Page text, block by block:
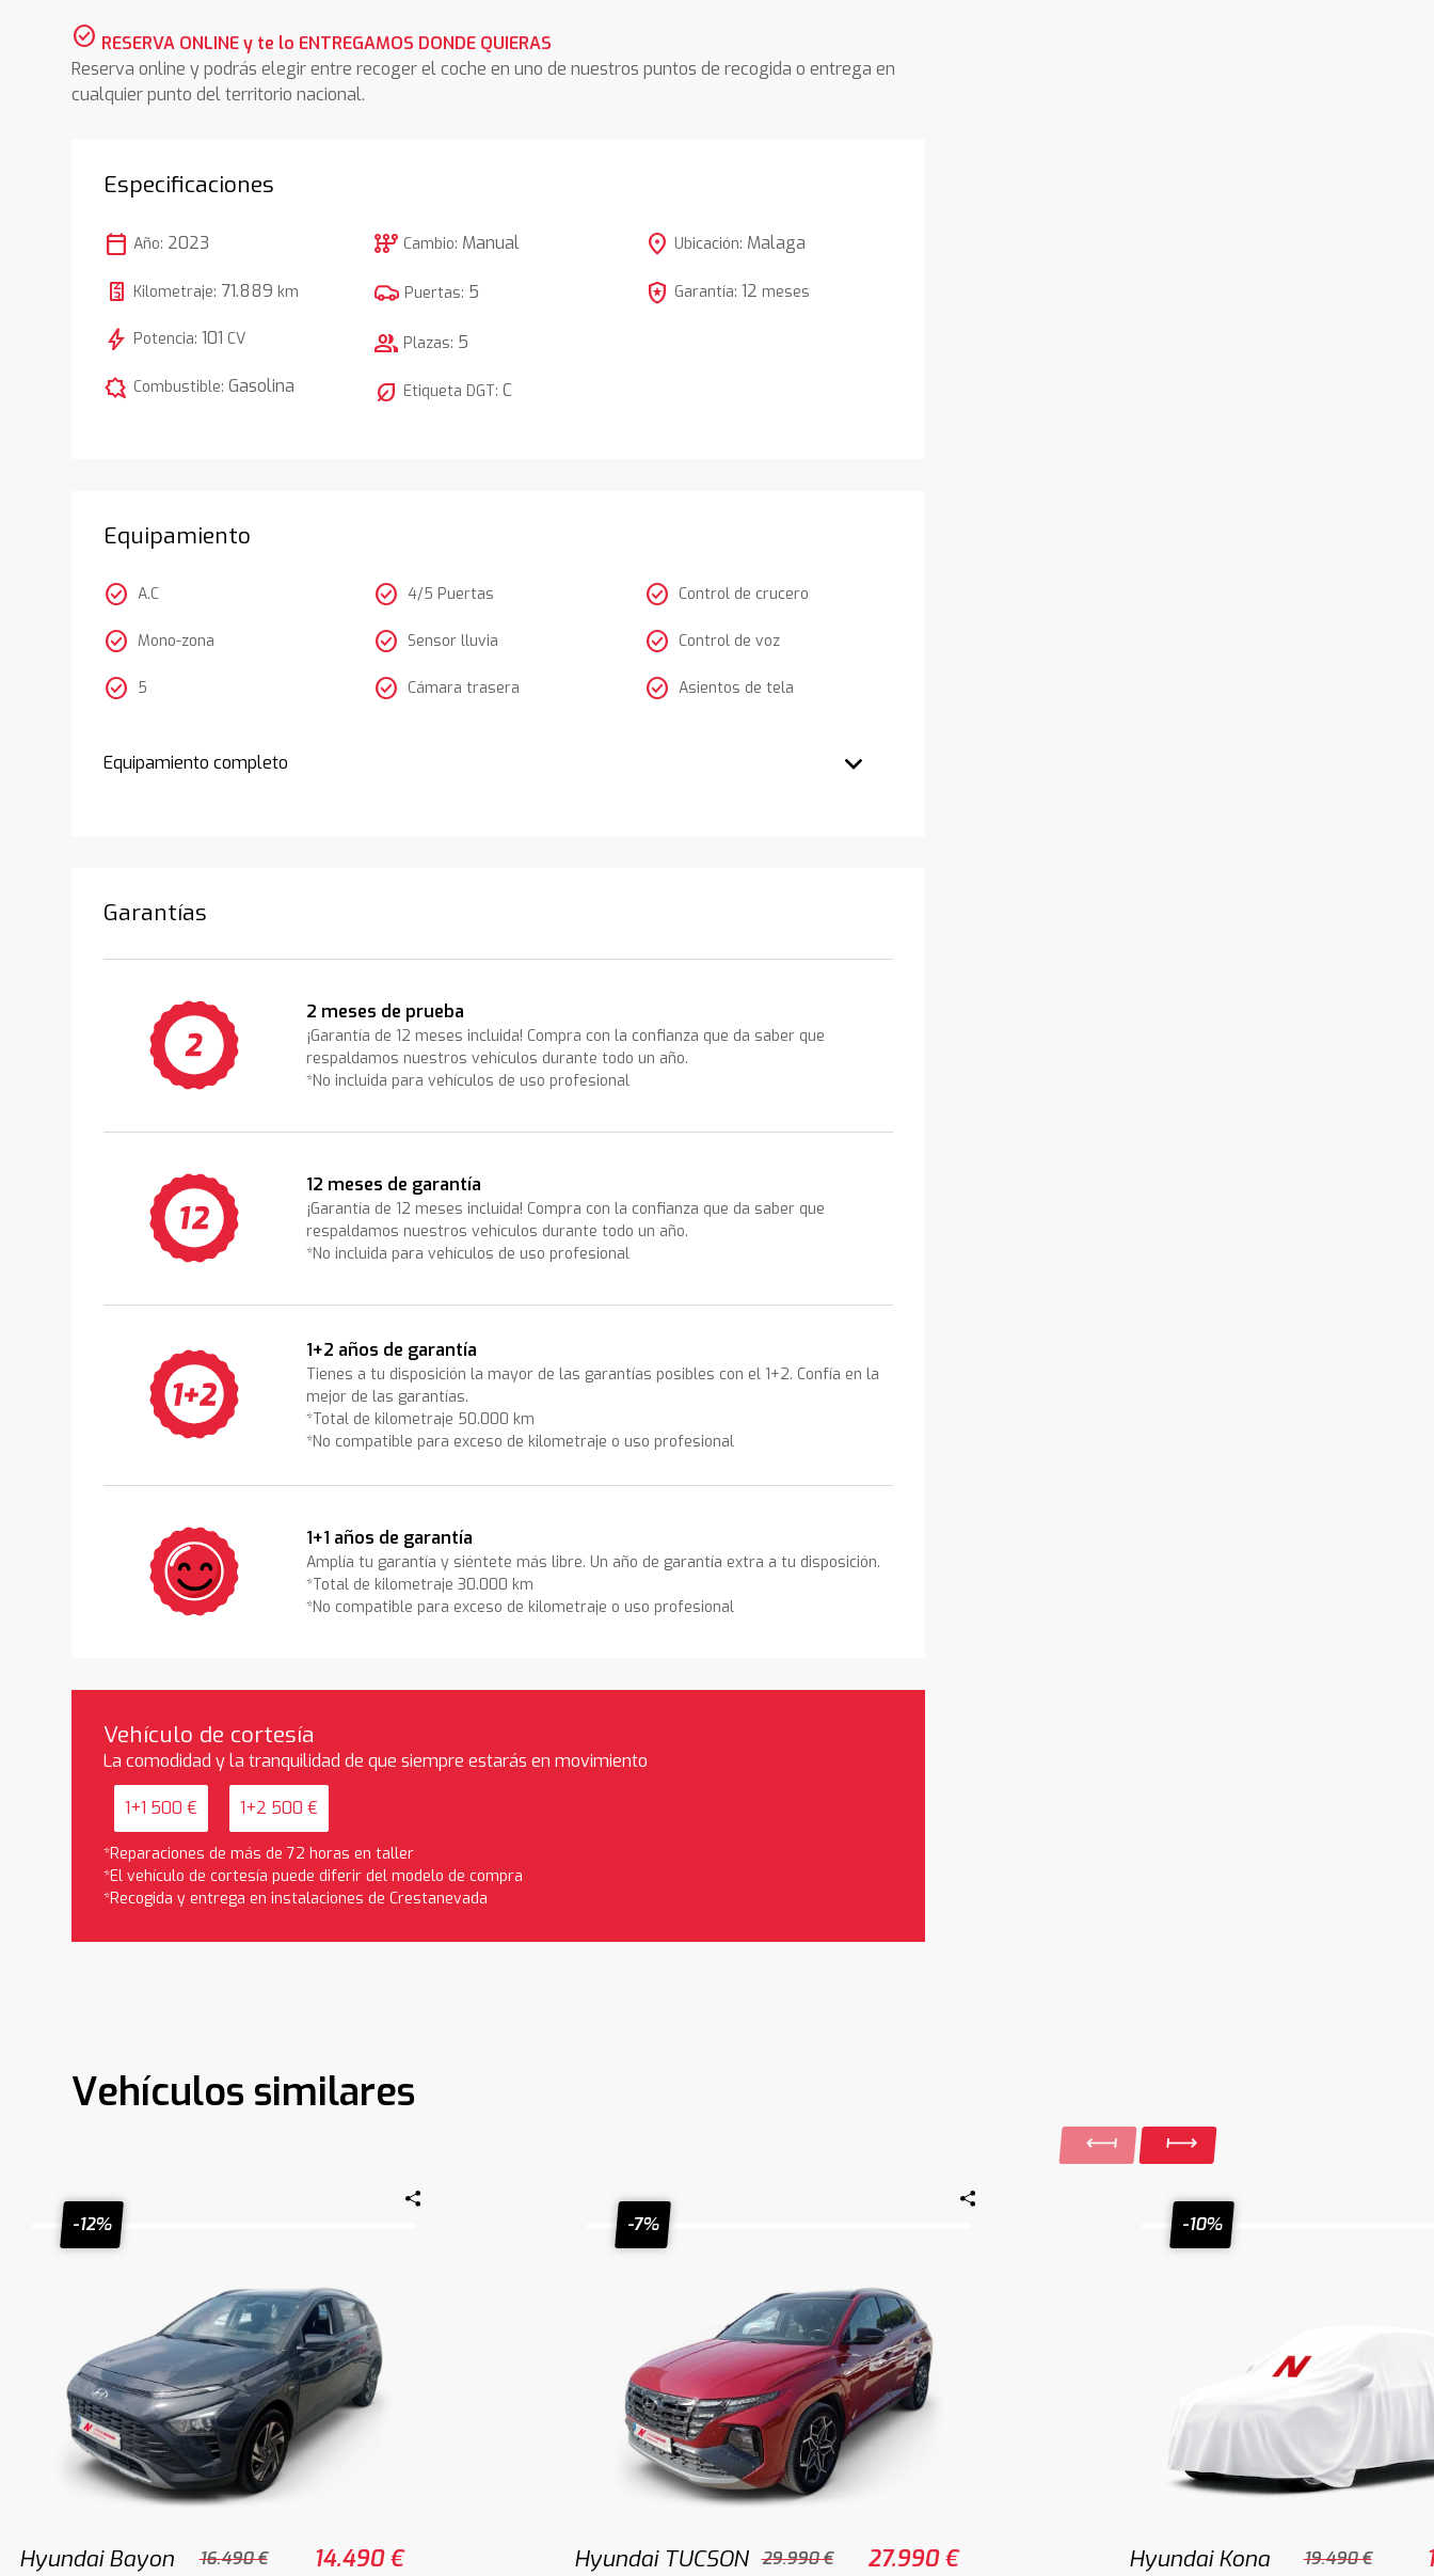
check_circle RESERVA ONLINE y te lo ENTREGAMOS DONDE QUIERAS
Reserva online y podrás elegir entre recoger el coche en uno de nuestros puntos de recogida o entrega en
cualquier punto del territorio nacional.
Especificaciones
calendar_today Año: 2023
Kilometraje: 71.889 km
bolt Potencia:101 CV
comic_bubble Combustible:Gasolina
auto_transmission Cambio: Manual
Puertas: 5
group Plazas: 5
nest_eco_leaf Etiqueta DGT:C
location_on Ubicación: Malaga
local_police Garantía: 12 meses
Equipamiento
check_circle A.C
check_circle Mono-zona
check_circle 5
check_circle 4/5 Puertas
check_circle Sensor lluvia
check_circle Cámara trasera
check_circle Control de crucero
check_circle Control de voz
check_circle Asientos de tela
Equipamiento completo
Garantías
2 meses de prueba
¡Garantía de 12 meses incluida! Compra con la confianza que da saber que
respaldamos nuestros vehículos durante todo un año.
*No incluida para vehículos de uso profesional
12 meses de garantía
¡Garantía de 12 meses incluida! Compra con la confianza que da saber que
respaldamos nuestros vehículos durante todo un año.
*No incluida para vehículos de uso profesional
1+2 años de garantía
Tienes a tu disposición la mayor de las garantías posibles con el 1+2. Confía en la
mejor de las garantías.
*Total de kilometraje 50.000 km
*No compatible para exceso de kilometraje o uso profesional
1+1 años de garantía
Amplía tu garantía y siéntete más libre. Un año de garantía extra a tu disposición.
*Total de kilometraje 30.000 km
*No compatible para exceso de kilometraje o uso profesional
Vehículo de cortesía
La comodidad y la tranquilidad de que siempre estarás en movimiento
1+1 500 € 1+2 500 €
*Reparaciones de más de 72 horas en taller
*El vehículo de cortesía puede diferir del modelo de compra
*Recogida y entrega en instalaciones de Crestanevada
Vehículos similares
-12%
Hyundai Bayon 16.490 € 14.490 €
-7%
Hyundai TUCSON 29.990 € 27.990 €
-10%
Hyundai Kona 19.490 €